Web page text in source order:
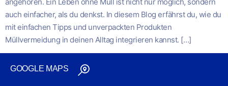
auch einfacher, als du denkst. In diesem Blog erfährst du, wie du
mit einfachen Tipps und unverpackten Produkten
Müllvermeidung in deinen Alltag integrieren kannst. […]
GOOGLE MAPS